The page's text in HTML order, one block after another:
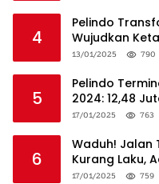
4
Pelindo
Wujudkan
Global
13/01/2025 790
5
Pelindo
2024: 12,48
Logistik
17/01/2025 763
6
Waduh! Jalan
Kurang Laku,
17/01/2025 759